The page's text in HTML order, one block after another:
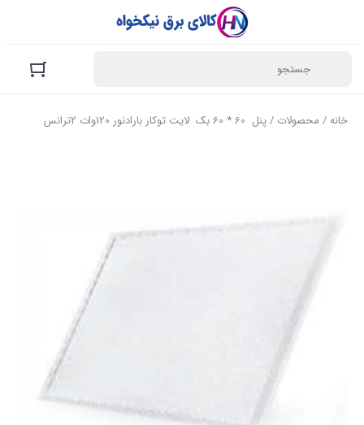
خانه/ محصولات / پنل 60 * 60 بک لایت توکار بارادنور 120وات 2ترانس